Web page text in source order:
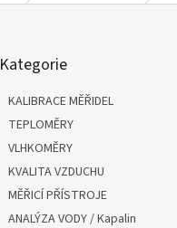
kategorie
Kategorie
KALIBRACE MĚŘIDEL
TEPLOMĚRY
VLHKOMĚRY
KVALITA VZDUCHU
MĚŘICÍ PŘÍSTROJE
ANALÝZA VODY / Kapalin